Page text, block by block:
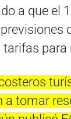
a que el
para
a tomar